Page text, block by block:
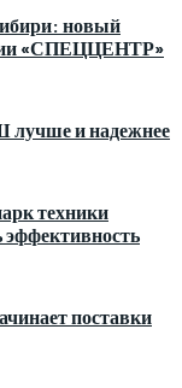
новый
«СПЕЦЦЕНТР»
и надежнее
техники
поставки